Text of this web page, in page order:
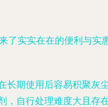
了实实在在的便利与实
长期使用后容易积聚灰
，自行处理难度大且存